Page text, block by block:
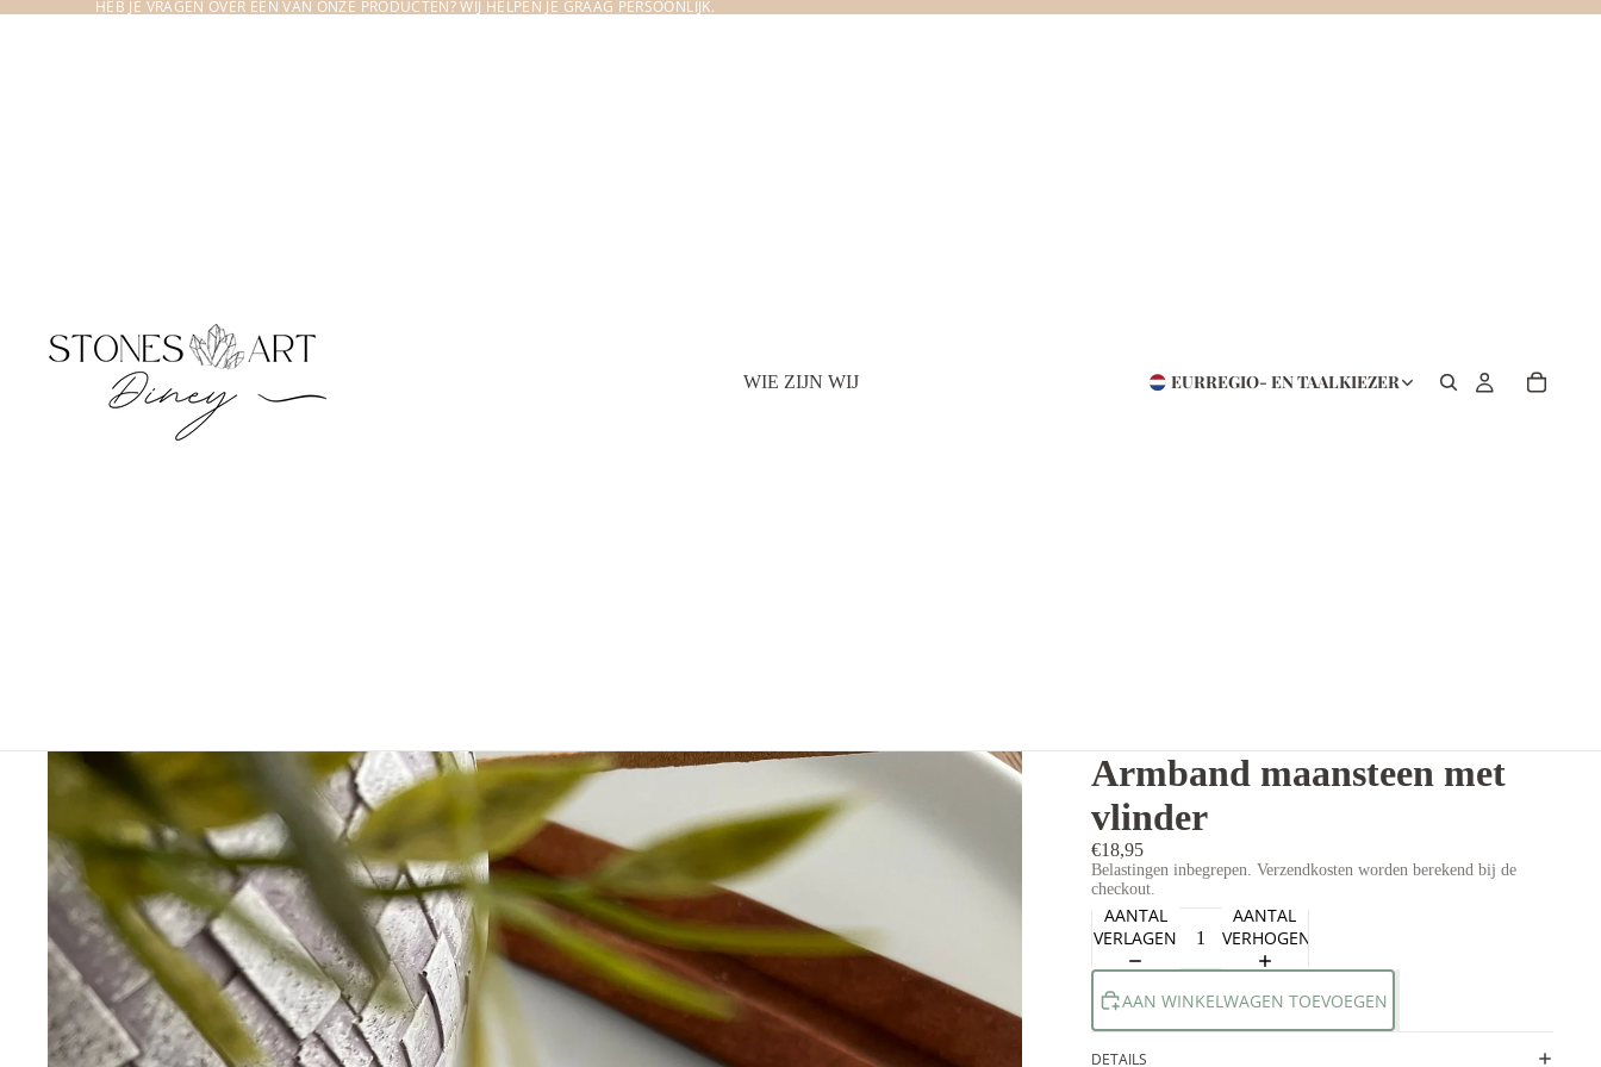
HEB JE VRAGEN OVER EEN VAN ONZE PRODUCTEN? WIJ HELPEN JE GRAAG PERSOONLIJK.
WIE ZIJN WIJ EURREGIO- EN TAALKIEZER
Armband maansteen met
vlinder
€18,95
Belastingen inbegrepen. Verzendkosten worden berekend bij de
checkout.
AANTAL
VERLAGEN
AANTAL
VERHOGEN
AAN WINKELWAGEN TOEVOEGEN
DETAILS